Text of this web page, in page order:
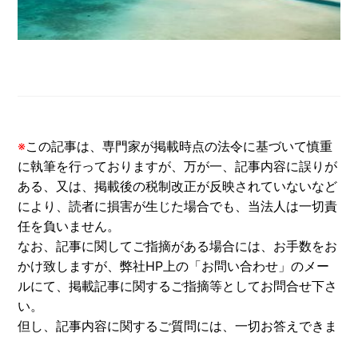
※この記事は、専門家が掲載時点の法令に基づいて慎重
に執筆を行っておりますが、万が一、記事内容に誤りが
ある、又は、掲載後の税制改正が反映されていないなど
により、読者に損害が生じた場合でも、当法人は一切責
任を負いません。
なお、記事に関してご指摘がある場合には、お手数をお
かけ致しますが、弊社HP上の「お問い合わせ」のメー
ルにて、掲載記事に関するご指摘等としてお問合せ下さ
い。
但し、記事内容に関するご質問には、一切お答えできま